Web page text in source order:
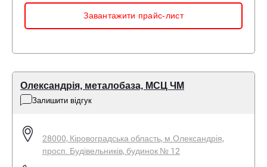
Завантажити прайс-лист
Олександрія, металобаза, МСЦ ЧМ
Залишити відгук
28000, Кіровоградська область, м.Олександрія,
просп. Будівельників, будинок № 12